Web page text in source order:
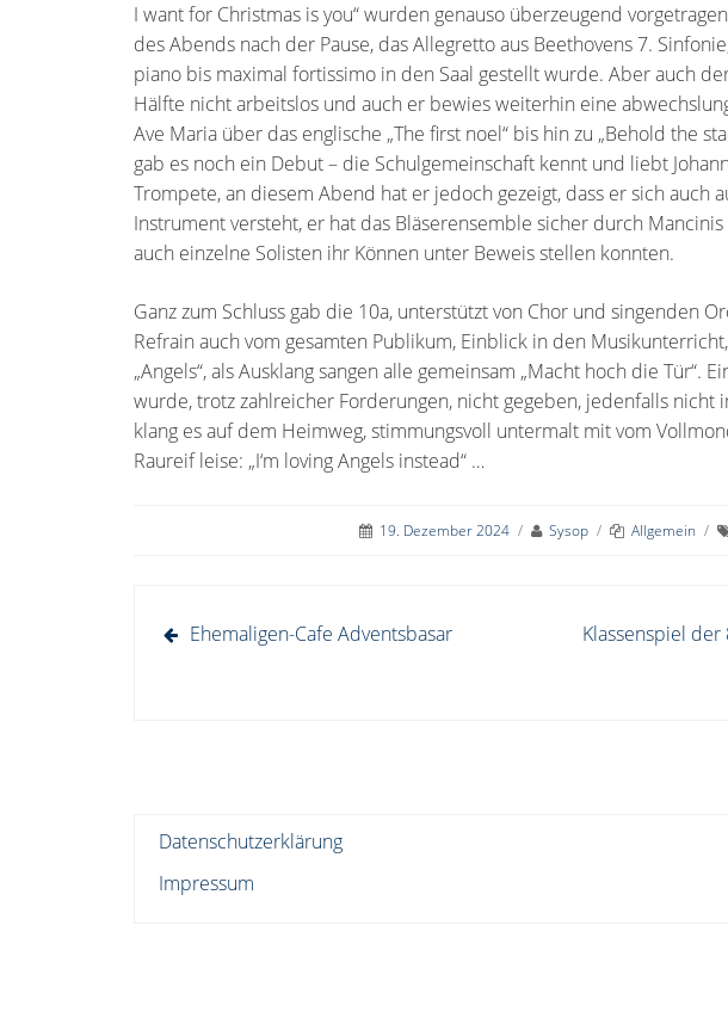
I want for Christmas is you“ wurden genauso überzeugend
des Abends nach der Pause, das Allegretto aus Beethovens 7.
piano bis maximal fortissimo in den Saal gestellt wurde. Aber auch
Hälfte nicht arbeitslos und auch er bewies weiterhin eine
Ave Maria über das englische „The first noel“ bis hin zu „Behold the
gab es noch ein Debut – die Schulgemeinschaft kennt und liebt
Trompete, an diesem Abend hat er jedoch gezeigt, dass er sich auch
Instrument versteht, er hat das Bläserensemble sicher durch
auch einzelne Solisten ihr Können unter Beweis stellen konnten.
Ganz zum Schluss gab die 10a, unterstützt von Chor und singenden
Refrain auch vom gesamten Publikum, Einblick in den
„Angels“, als Ausklang sangen alle gemeinsam „Macht hoch die Tür“.
wurde, trotz zahlreicher Forderungen, nicht gegeben, jedenfalls nicht
klang es auf dem Heimweg, stimmungsvoll untermalt mit vom
Raureif leise: „I‘m loving Angels instead“ …
19. Dezember 2024 / Sysop / Allgemein /
Beitragsnavigation
Ehemaligen-Cafe Adventsbasar
Klassenspiel der
Datenschutzerklärung
Impressum